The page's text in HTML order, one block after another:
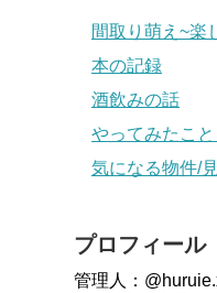
間取り萌え~楽
本の記録
酒飲みの話
やってみたこ
気になる物件/
プロフィール
管理人：